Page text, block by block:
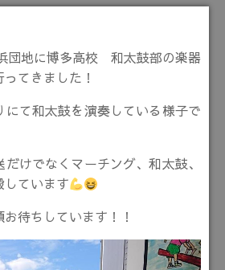
団地に博多高校 和太鼓部の楽器
てきました！
にて和太鼓を演奏している様子で
けでなくマーチング、和太鼓、
ています
待ちしています！！